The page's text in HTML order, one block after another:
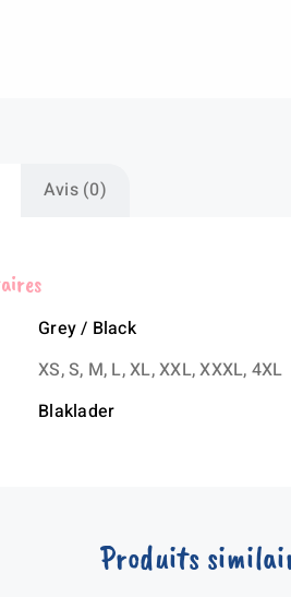
Avis (0)
Grey / Black
XS, S, M, L, XL, XXL, XXXL, 4XL
Blaklader
Produits